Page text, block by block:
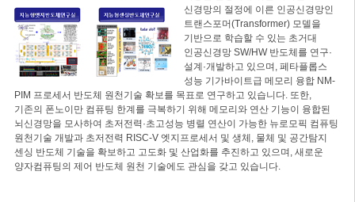
신경망의 절정에 이른 인공신경망인
트랜스포머(Transformer) 모델을
기반으로 학습할 수 있는 초거대
인공신경망 SW/HW 반도체를 연구·
설계·개발하고 있으며, 페타플롭스
성능 기가바이트급 메모리 융합 NM-
PIM 프로세서 반도체 원천기술 확보를 목표로 연구하고 있습니다. 또한,
기존의 폰노이만 컴퓨팅 한계를 극복하기 위해 메모리와 연산 기능이 융합된
뇌신경망을 모사하여 초저전력·초고성능 병렬 연산이 가능한 뉴로모픽 컴퓨팅
원천기술 개발과 초저전력 RISC-V 엣지프로세서 및 생체, 물체 및 공간탐지
센싱 반도체 기술을 확보하고 고도화 및 산업화를 추진하고 있으며, 새로운
양자컴퓨팅의 제어 반도체 원천 기술에도 관심을 갖고 있습니다.